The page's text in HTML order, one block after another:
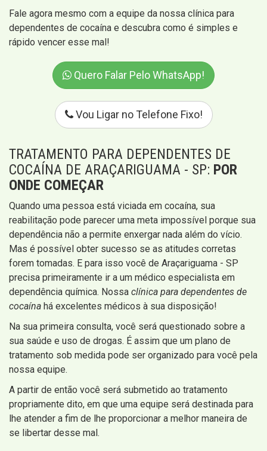
Fale agora mesmo com a equipe da nossa clínica para
dependentes de cocaína e descubra como é simples e
rápido vencer esse mal!
Quero Falar Pelo WhatsApp!
Vou Ligar no Telefone Fixo!
TRATAMENTO PARA DEPENDENTES DE
COCAÍNA DE ARAÇARIGUAMA - SP: POR
ONDE COMEÇAR
Quando uma pessoa está viciada em cocaína, sua
reabilitação pode parecer uma meta impossível porque sua
dependência não a permite enxergar nada além do vício.
Mas é possível obter sucesso se as atitudes corretas
forem tomadas. E para isso você de Araçariguama - SP
precisa primeiramente ir a um médico especialista em
dependência química. Nossa clínica para dependentes de
cocaína há excelentes médicos à sua disposição!
Na sua primeira consulta, você será questionado sobre a
sua saúde e uso de drogas. É assim que um plano de
tratamento sob medida pode ser organizado para você pela
nossa equipe.
A partir de então você será submetido ao tratamento
propriamente dito, em que uma equipe será destinada para
lhe atender a fim de lhe proporcionar a melhor maneira de
se libertar desse mal.